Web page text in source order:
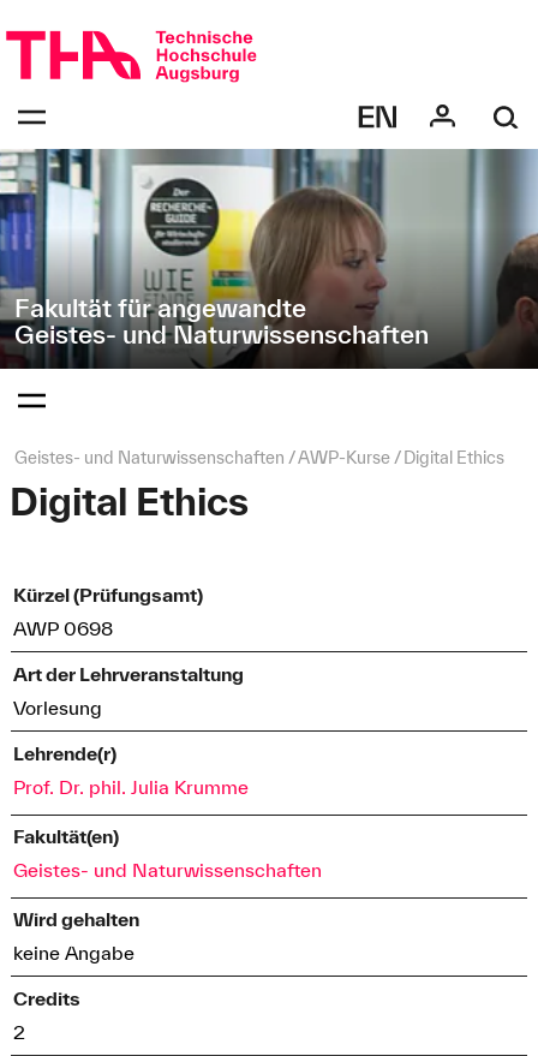
überspringen
zur
Navigation
"Geistes-
und
Naturwissenschaften"
Fakultät für angewandte
Geistes- und Naturwissenschaften
bestätigen
Öffnen
des
Menüs
bestätigen
des
Seitenpfad:
Geistes- und Naturwissenschaften AWP‑Kurse Digital Ethics
Digital Ethics
Kürzel (Prüfungsamt)
AWP 0698
Art der Lehrveranstaltung
Vorlesung
Lehrende(r)
Prof. Dr. phil. Julia Krumme
Fakultät(en)
Geistes- und Naturwissenschaften
Wird gehalten
keine Angabe
Credits
2